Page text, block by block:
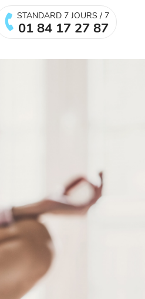
STANDARD 7 JOURS / 7
01 84 17 27 87